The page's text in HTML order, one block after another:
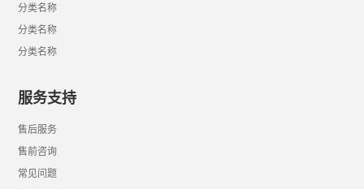
分类名称
分类名称
分类名称
服务支持
售后服务
售前咨询
常见问题